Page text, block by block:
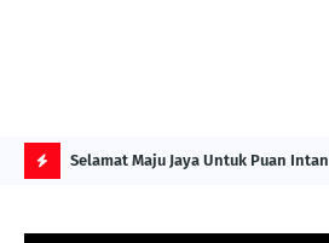
O
ITS Selamat Maju Jaya Untuk Puan Intan